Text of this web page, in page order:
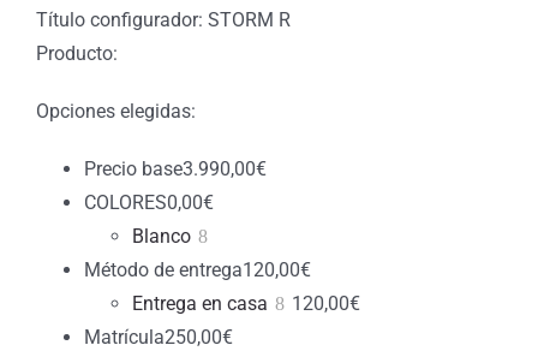
Título configurador: STORM R
Producto:
Opciones elegidas:
Precio base3.990,00€
COLORES0,00€
Blanco
Método de entrega120,00€
Entrega en casa
120,00€
Matrícula250,00€